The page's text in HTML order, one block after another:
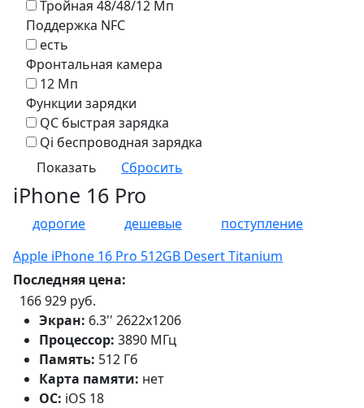
Тройная 48/48/12 Мп
Поддержка NFC
есть
Фронтальная камера
12 Мп
Функции зарядки
QC быстрая зарядка
Qi беспроводная зарядка
iPhone 16 Pro
дорогие дешевые
поступление
Apple iPhone 16 Pro 512GB Desert Titanium
Последняя цена:
166 929 руб.
Экран: 6.3'' 2622x1206
Процессор: 3890 МГц
Память: 512 Гб
Карта памяти: нет
ОС: iOS 18